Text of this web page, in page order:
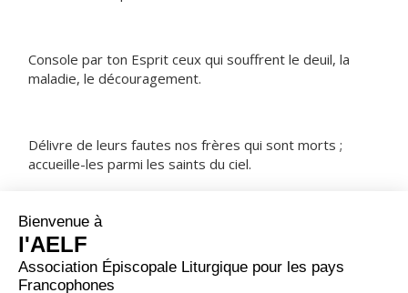
Console par ton Esprit ceux qui souffrent le deuil, la
maladie, le découragement.
Délivre de leurs fautes nos frères qui sont morts ;
accueille-les parmi les saints du ciel.
NOTRE PÈRE
ORAISON
Dieu qui ne cesses d’élever à la sainteté ceux qui te